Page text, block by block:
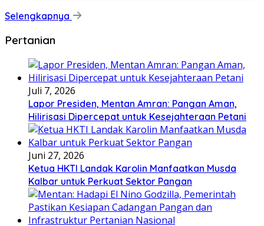
Selengkapnya
Pertanian
Juli 7, 2026
Lapor Presiden, Mentan Amran: Pangan Aman,
Hilirisasi Dipercepat untuk Kesejahteraan Petani
Juni 27, 2026
Ketua HKTI Landak Karolin Manfaatkan Musda
Kalbar untuk Perkuat Sektor Pangan